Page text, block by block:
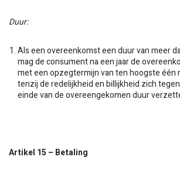
Duur:
Als een overeenkomst een duur van meer
mag de consument na een jaar de
met een opzegtermijn van ten hoogste één
tenzij de redelijkheid en billijkheid zich
einde van de overeengekomen duur
Artikel 15 – Betaling